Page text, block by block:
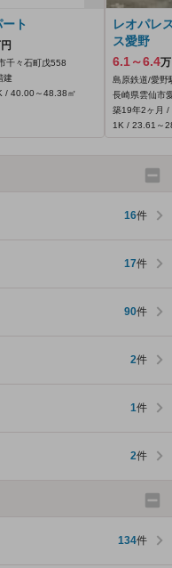
ト
千々石町戊558
建
/ 40.00～48.38㎡
レオパレ
ス愛野
6.1～6.4
島原鉄道/愛野
長崎県雲仙市
築19年2ヶ月 /
1K / 23.61～
16件
17件
90件
2件
1件
2件
134件